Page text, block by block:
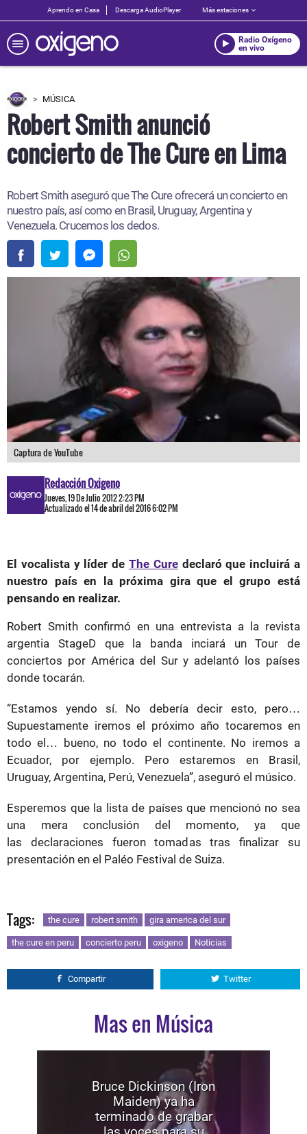
Aprendo en Casa Descarga AudioPlayer Más estaciones
Radio Oxígeno
en vivo
MÚSICA
Robert Smith anunció
concierto de The Cure en Lima
Robert Smith aseguró que The Cure ofrecerá un concierto en
nuestro país, así como en Brasil, Uruguay, Argentina y
Venezuela. Crucemos los dedos.
Captura de YouTube
Redacción Oxigeno
Jueves, 19 De Julio 2012 2:23 PM
Actualizado el 14 de abril del 2016 6:02 PM
El vocalista y líder de The Curedeclaró que incluirá a
nuestro país en la próxima gira que el grupo está
pensando en realizar.
Robert Smith confirmó en una entrevista a la revista
argentia StageD que la banda inciará un Tour de
conciertos por América del Sur y adelantó los países
donde tocarán.
“Estamos yendo sí. No debería decir esto, pero…
Supuestamente iremos el próximo año tocaremos en
todo el… bueno, no todo el continente. No iremos a
Ecuador, por ejemplo. Pero estaremos en Brasil,
Uruguay, Argentina, Perú, Venezuela”, aseguró el músico.
Esperemos que la lista de países que mencionó no sea
una mera conclusión del momento, ya que
las declaraciones fueron tomadas tras finalizar su
presentación en el Paléo Festival de Suiza.
Tags: the cure robert smith gira america del sur
the cure en peru concierto peru oxigeno Noticias
Compartir Twitter
Mas en Música
Bruce Dickinson (Iron
Maiden) ya ha
terminado de grabar